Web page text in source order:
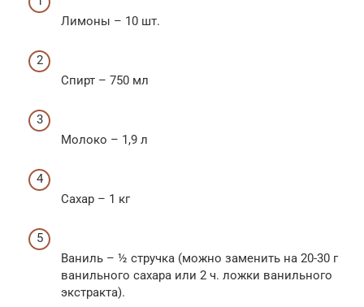
Лимоны – 10 шт.
Спирт – 750 мл
Молоко – 1,9 л
Сахар – 1 кг
Ваниль – ½ стручка (можно заменить на 20-30 г
ванильного сахара или 2 ч. ложки ванильного
экстракта).